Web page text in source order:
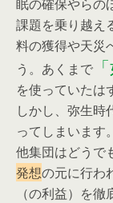
課題を乗り越え
料の獲得や天災
う。あくまで
を使っていたは
しかし、弥生時
ってしまいます
他集団はどうで
発想の元に行わ
（の利益）を